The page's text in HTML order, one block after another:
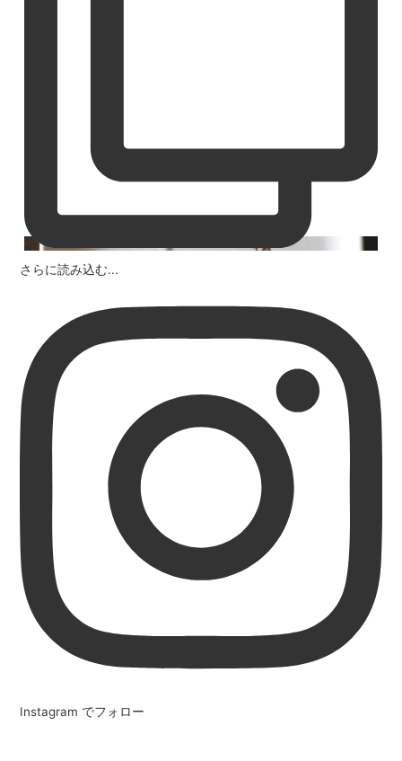
さらに読み込む...
Instagram でフォロー